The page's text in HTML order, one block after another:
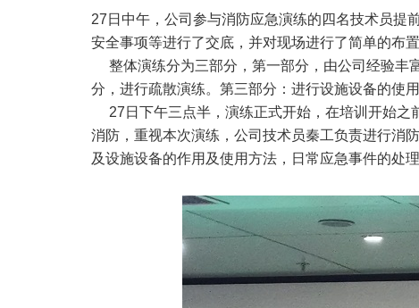
27日中午，公司参与消防应急演练的四名技术员提
安全事项等进行了交底，并对现场进行了简单的布
整体演练分为三部分，第一部分，由公司经验丰
分，进行疏散演练。第三部分：进行设施设备的使用
27日下午三点半，演练正式开始，在培训开始之
消防，重视本次演练，公司技术员秦工负责进行消
及设施设备的作用及使用方法，日常应急事件的处